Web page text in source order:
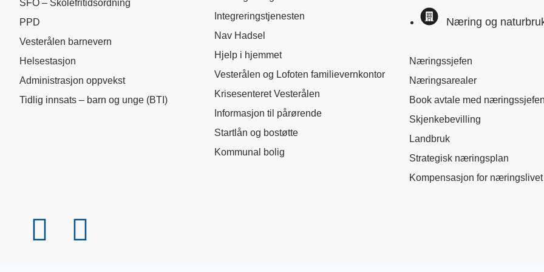
SFO – Skolefritidsordning
PPD
Vesterålen barnevern
Helsestasjon
Administrasjon oppvekst
Tidlig innsats – barn og unge (BTI)
Integreringstjenesten
Nav Hadsel
Hjelp i hjemmet
Vesterålen og Lofoten familievernkontor
Krisesenteret Vesterålen
Informasjon til pårørende
Startlån og bostøtte
Kommunal bolig
Næring og
Næringssjefen
Næringsarealer
Book avtale med
Skjenkebevilling
Landbruk
Strategisk næringsplan
Kompensasjon for næringslivet